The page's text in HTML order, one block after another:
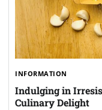
INFORMATION
Indulging in
Culinary Delight